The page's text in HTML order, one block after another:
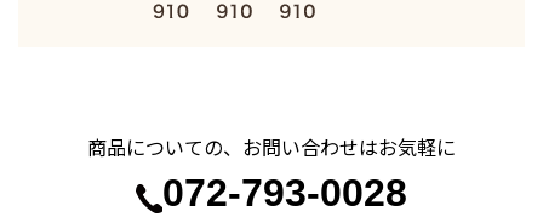
商品についての、お問い合わせはお気軽に
072-793-0028